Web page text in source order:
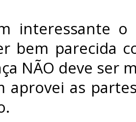
interessante
bem parecida
NÃO deve ser
aprovei as